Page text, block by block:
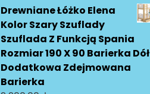
Drewniane Łóżko Elena
Kolor Szary Szuflady
Szuflada Z Funkcją Spania
Rozmiar 190 X 90 Barierka Dół
Dodatkowa Zdejmowana
Barierka